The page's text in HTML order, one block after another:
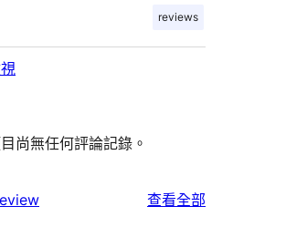
reviews
尚無任何評論記錄。
查看全部